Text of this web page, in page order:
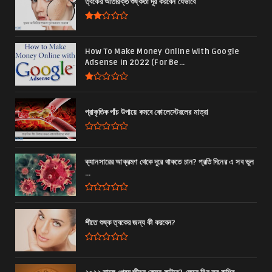
ত্বকের অতিরিক্ত শুষ্কতা দূর করবেন যেভাবে
How To Make Money Online With Google
Adsense In 2022 (For Be...
প্রাকৃতিক পাঁচ উপায়ে কমবে কোলেস্টেরলের মাত্রা
ক্যানসারের আক্রমণ থেকে দূরে থাকতে চান? প্রতি দিনের এ সব ভুল
...
শীতে শুষ্ক ত্বকের জন্য কী করবেন?